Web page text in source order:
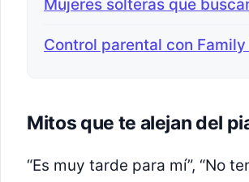
Mujeres solteras que
Control parental con
Mitos que te alejan del
“Es muy tarde para mí”, “No